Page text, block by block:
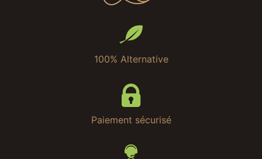
100% Alternative
Paiement sécurisé